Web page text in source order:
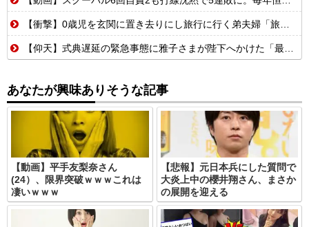
【衝撃】0歳児を玄関に置き去りにし旅行に行く弟夫婦「旅行中、1ヶ月世話しろw」18年後に返せと言われ「お前らの子供、捨てたよ?」「は!?」
【仰天】式典遅延の緊急事態に雅子さまが陛下へかけた「最高の一言」とは? 楽曲提供:株式会社FLMusic
あなたが興味ありそうな記事
【動画】平手友梨奈さん
(24）、限界突破ｗｗｗこれは
凄いｗｗｗ
【悲報】元日本兵にした質問で
大炎上中の櫻井翔さん、まさか
の展開を迎える